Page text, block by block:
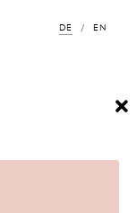
DE EN